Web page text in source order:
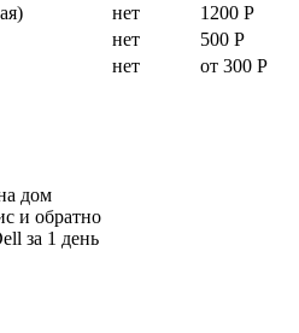
нет
1200 Р
нет
500 Р
нет от 300 Р
дом
и обратно
за 1 день